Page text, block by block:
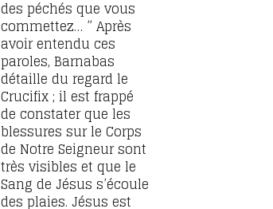
des péchés que vous
commettez… ” Après
avoir entendu ces
paroles, Barnabas
détaille du regard le
Crucifix ; il est frappé
de constater que les
blessures sur le Corps
de Notre Seigneur sont
très visibles et que le
Sang de Jésus s’écoule
des plaies. Jésus est